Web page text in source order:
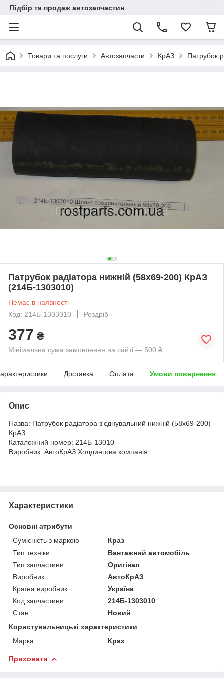
Підбір та продаж автозапчастин
Товари та послуги Автозапчасти КрАЗ Патрубок
Патрубок радіатора нижній (58x69-200) КрАЗ
(214Б-1303010)
Немає в наявності
Код: 214Б-1303010
Роздріб
377 ₴
Мінімальна сума замовлення на сайті — 500 ₴
Доставка Оплата Умови повернення
Опис
Назва: Патрубок радіатора з'єднувальний нижній (58x69-200)
КрАЗ
Каталожний номер: 214Б-13010
Виробник: АвтоКрАЗ Холдингова компанія
Характеристики
Основні атрибути
Сумісність з маркою
Краз
Тип техніки
Вантажний автомобіль
Тип запчастини
Оригінал
Виробник
АвтоКрАЗ
Країна виробник
Україна
Код запчастини
214Б-1303010
Стан
Новий
Користувальницькі характеристики
Марка
Краз
Приховати